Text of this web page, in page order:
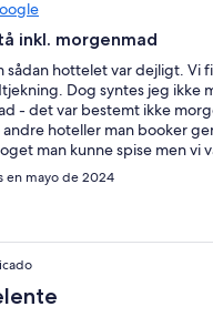
inkl. morgenmad
sådan hottelet var dejligt. Vi
Dog syntes jeg ikke
- det var bestemt ikke
hoteller man booker
man kunne spise men vi
hver dag selv om det skulle
en mayo de 2024